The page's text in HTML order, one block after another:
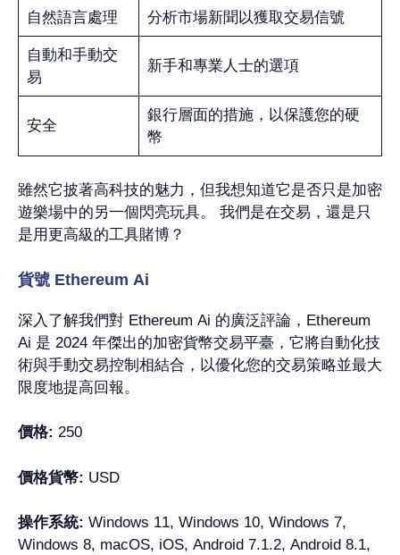
自然語言處理 分析市場新聞以獲取交易信號
自動和手動交
易
新手和專業人士的選項
安全
銀行層面的措施，以保護您的硬
幣
雖然它披著高科技的魅力，但我想知道它是否只是加密
遊樂場中的另一個閃亮玩具。 我們是在交易，還是只
是用更高級的工具賭博？
貨號 Ethereum Ai
深入了解我們對 Ethereum Ai 的廣泛評論，Ethereum
Ai 是 2024 年傑出的加密貨幣交易平臺，它將自動化技
術與手動交易控制相結合，以優化您的交易策略並最大
限度地提高回報。
價格: 250
價格貨幣: USD
操作系統: Windows 11, Windows 10, Windows 7,
Windows 8, macOS, iOS, Android 7.1.2, Android 8.1,